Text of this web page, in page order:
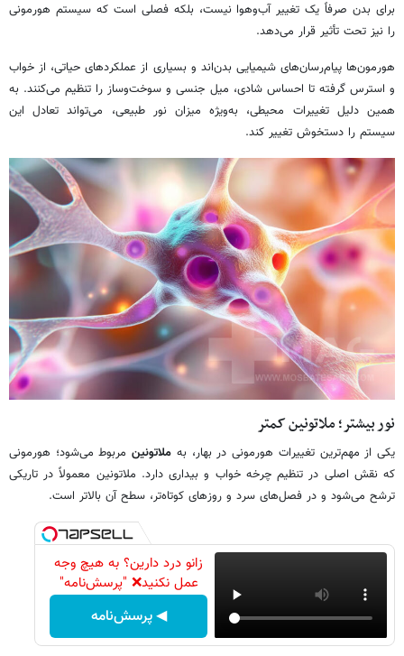
برای بدن صرفاً یک تغییر آب‌وهوا نیست، بلکه فصلی است که سیستم هورمونی
را نیز تحت تأثیر قرار می‌دهد.
هورمون‌ها پیام‌رسان‌های شیمیایی بدن‌اند و بسیاری از عملکردهای حیاتی، از خواب
و استرس گرفته تا احساس شادی، میل جنسی و سوخت‌وساز را تنظیم می‌کنند. به
همین دلیل تغییرات محیطی، به‌ویژه میزان نور طبیعی، می‌تواند تعادل این
سیستم را دستخوش تغییر کند.
نور بیشتر؛ ملاتونین کمتر
یکی از مهم‌ترین تغییرات هورمونی در بهار، به ملاتونینمربوط می‌شود؛ هورمونی
که نقش اصلی در تنظیم چرخه خواب و بیداری دارد. ملاتونین معمولاً در تاریکی
ترشح می‌شود و در فصل‌های سرد و روزهای کوتاه‌تر، سطح آن بالاتر است.
زانو درد دارین؟ به هیچ وجه
عمل نکنید❌ "پرسش‌نامه"
◀ پرسش‌نامه